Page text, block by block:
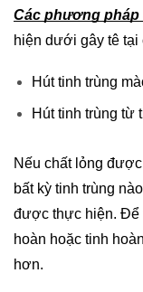
Các phương pháp
hiện dưới gây tê tại
Hút tinh trùng
Hút tinh trùng từ
Nếu chất lỏng
bất kỳ tinh trùng
được thực hiện. Để
hoàn hoặc tinh
hơn.